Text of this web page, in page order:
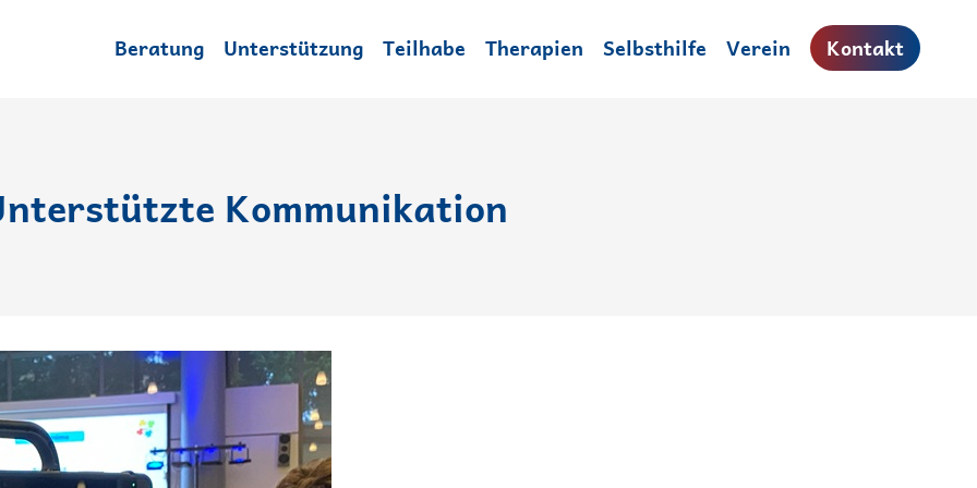
Beratung Unterstützung Teilhabe Therapien Selbsthilfe Verein Kontakt
Kommunikation